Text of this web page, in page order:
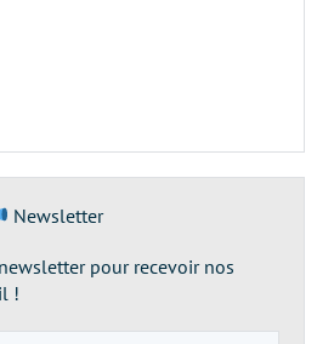
Newsletter
pour recevoir nos
!